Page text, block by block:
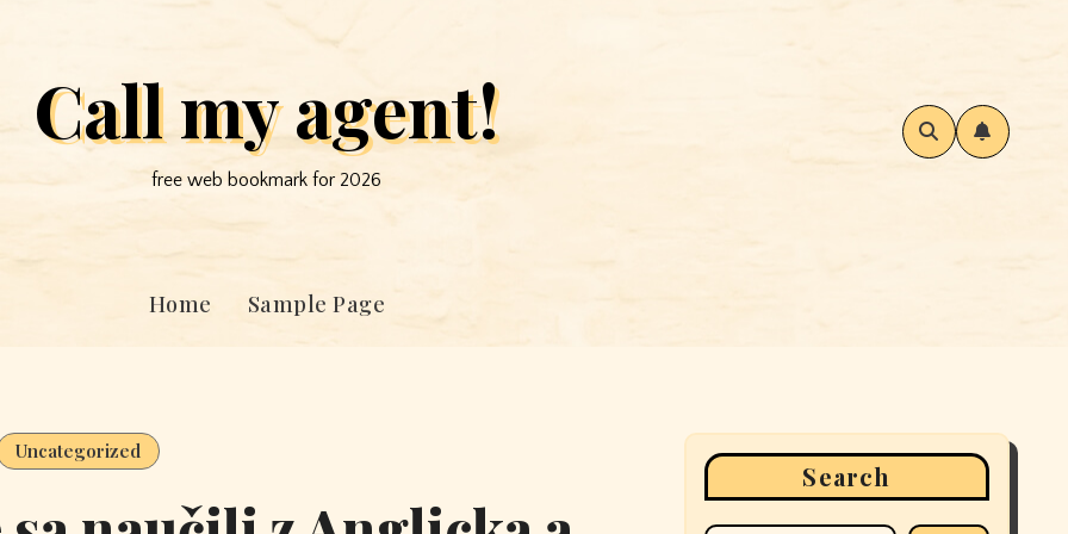
Call my agent!
free web bookmark for 2026
Home Sample Page
Uncategorized
Search